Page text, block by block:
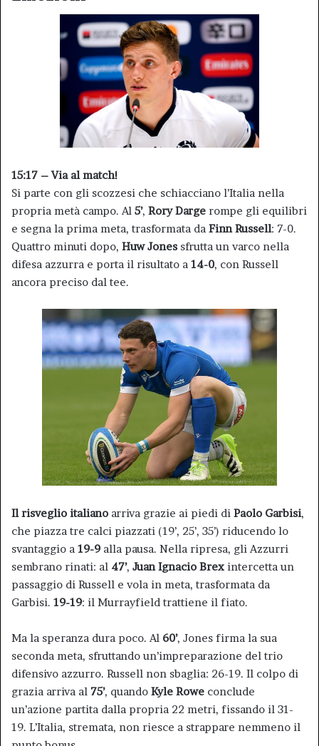
15:17 – Via al match!
Si parte con gli scozzesi che schiacciano l’Italia nella
propria metà campo. Al 5’, Rory Darge rompe gli equilibri
e segna la prima meta, trasformata da Finn Russell: 7-0.
Quattro minuti dopo, Huw Jones sfrutta un varco nella
difesa azzurra e porta il risultato a 14-0, con Russell
ancora preciso dal tee.
Il risveglio italiano arriva grazie ai piedi di Paolo Garbisi,
che piazza tre calci piazzati (19’, 25’, 35’) riducendo lo
svantaggio a 19-9 alla pausa. Nella ripresa, gli Azzurri
sembrano rinati: al 47’, Juan Ignacio Brex intercetta un
passaggio di Russell e vola in meta, trasformata da
Garbisi. 19-19: il Murrayfield trattiene il fiato.
Ma la speranza dura poco. Al 60’, Jones firma la sua
seconda meta, sfruttando un’impreparazione del trio
difensivo azzurro. Russell non sbaglia: 26-19. Il colpo di
grazia arriva al 75’, quando Kyle Rowe conclude
un’azione partita dalla propria 22 metri, fissando il 31-
19. L’Italia, stremata, non riesce a strappare nemmeno il